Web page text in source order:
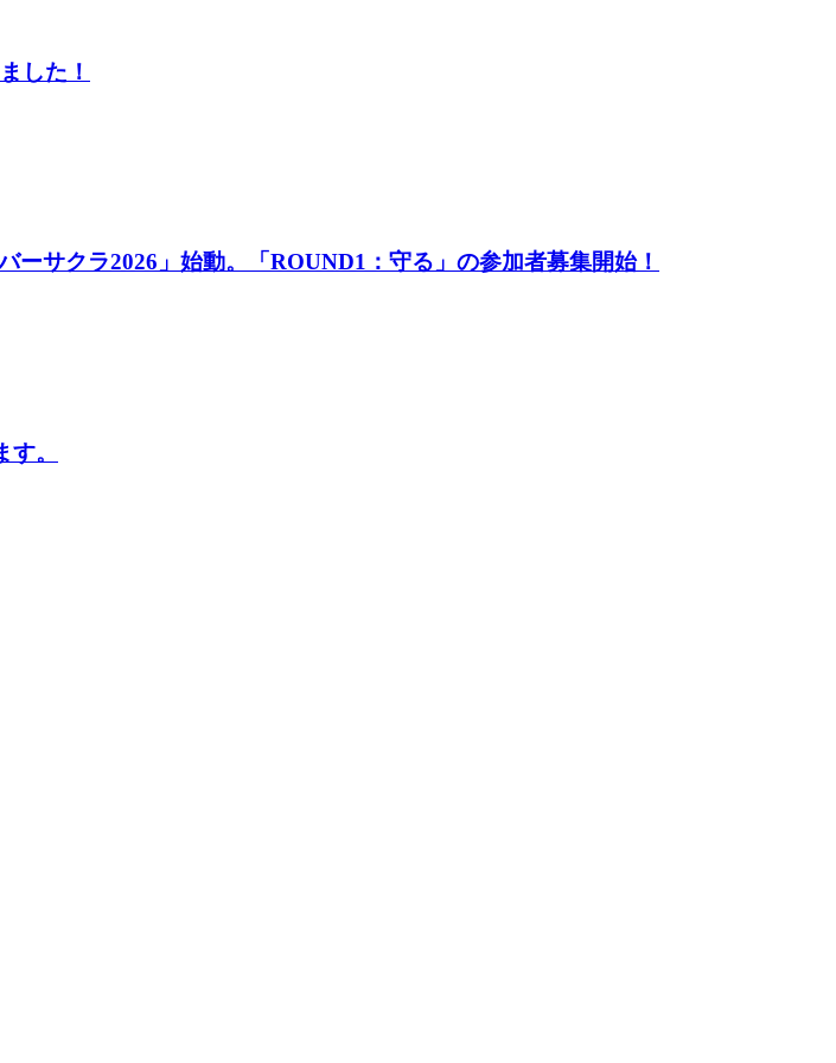
した！
サクラ2026」始動。「ROUND1：守る」の参加者募集開始！
。